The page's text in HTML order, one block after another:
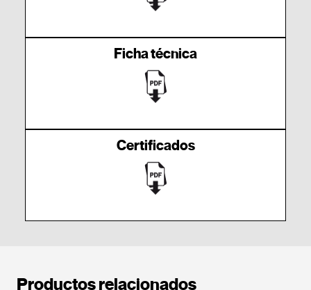
Ficha técnica
Certificados
Productos relacionados